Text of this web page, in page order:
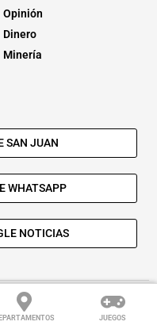
JUEGOS
Opinión
Dinero
Minería
SAN JUAN
WHATSAPP
NOTICIAS
derechos reservados. |
Solutions